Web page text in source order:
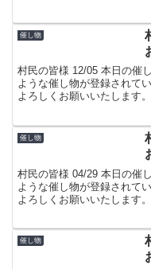
催し物
村民の皆様 12/05 本日の催
ような催し物が登録されて
よろしくお願いいたします
催し物
村民の皆様 04/29 本日の催
ような催し物が登録されて
よろしくお願いいたします
催し物